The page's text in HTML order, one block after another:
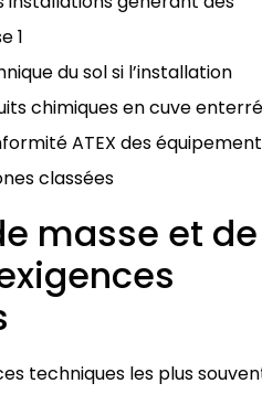
1
du sol si l’installation
chimiques en cuve
ATEX des
classées
masse et de
techniques les plus